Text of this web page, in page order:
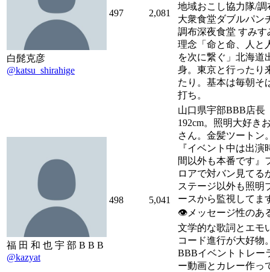
白髭克彦
@katsu_shirahige
497 2,081
地域おこし協力隊/調
大衆食堂ダブルパン
調布深夜食堂 すみす
理念「命と命、人と
を次に繋ぐ」北海道
身。東京と行ったり
たり。基本は毎朝そ
打ち。
福 田 和 也 宇 部 B B B
@kazyat
498 5,041
山口県宇部BBB店長
192cm。照明大好き
さん。金髪ツートン
『イベント中は出演
間以外も本番です』
ロアで対バン見てる
ステージ以外も照明
ースから監視してま
👁メッセージ性のあ
文学的な歌詞とエモ
コード進行が大好物
BBBイベントトレー
ー動画とカレー作っ